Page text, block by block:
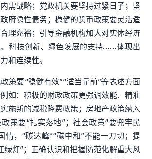
需战略；党政机关要坚持过紧日子；坚
府隐性债务；稳健的货币政策要灵活适
理充裕；引导金融机构加大对实体经济
科技创新、绿色发展的支持……体现出
和连续性。
策要“稳健有效”“适当靠前”等表述方面
如：积极的财政政策更强调效能、精准
施新的减税降费政策；房地产政策纳入
策要“扎实落地”；社会政策“要兜牢民
情，“碳达峰”“碳中和”不能一刀切；提
绿灯”；正确认识和把握防范化解重大风